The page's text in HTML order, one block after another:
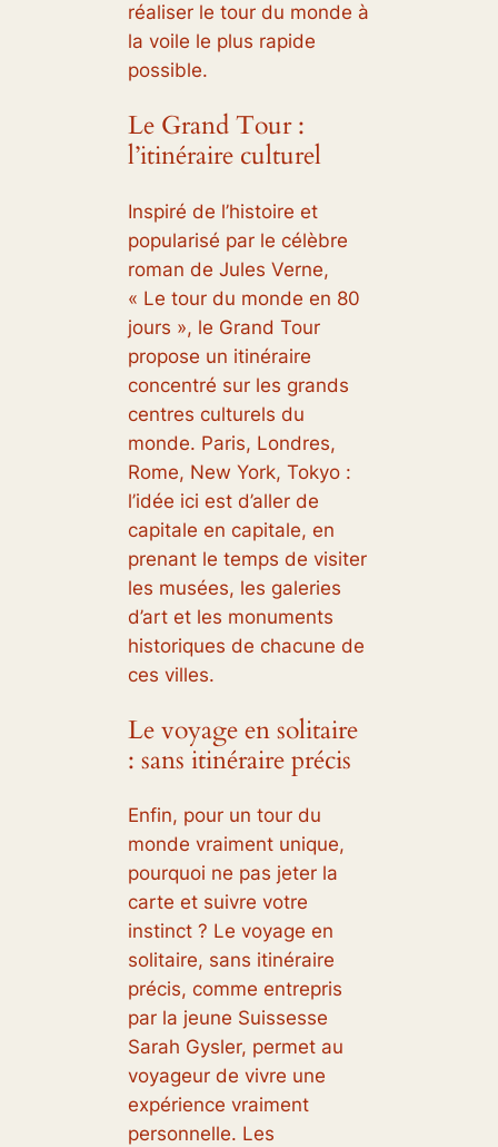
réaliser le tour du monde à
la voile le plus rapide
possible.
Le Grand Tour :
l’itinéraire culturel
Inspiré de l’histoire et
popularisé par le célèbre
roman de Jules Verne,
« Le tour du monde en 80
jours », le Grand Tour
propose un itinéraire
concentré sur les grands
centres culturels du
monde. Paris, Londres,
Rome, New York, Tokyo :
l’idée ici est d’aller de
capitale en capitale, en
prenant le temps de visiter
les musées, les galeries
d’art et les monuments
historiques de chacune de
ces villes.
Le voyage en solitaire
: sans itinéraire précis
Enfin, pour un tour du
monde vraiment unique,
pourquoi ne pas jeter la
carte et suivre votre
instinct ? Le voyage en
solitaire, sans itinéraire
précis, comme entrepris
par la jeune Suissesse
Sarah Gysler, permet au
voyageur de vivre une
expérience vraiment
personnelle. Les